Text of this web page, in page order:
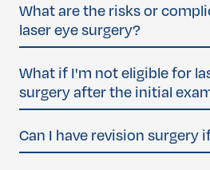
What are the risks or
laser eye surgery?
potential risks. These may include
night, under- or over-correction, or
correction may occur. But with
op care, these risks are very low.
What if I'm not eligible for
surgery after the initial
full eye exam is done. If our
Can I have revision surgery